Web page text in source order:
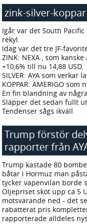
zink-silver-
Igår var det South
rekyl.
Idag var det tre JF-
ZINK: NEXA , som
+10,6% till nu 14,88 USD.
SILVER: AYA som verkar
KOPPAR: AMERIGO
En fin blandning av
Släpper det sedan fullt
Tendenser sågs ikväll
Trump förstör
rapporter från
Trump kastade 80
båtar i Hormuz man
tycker vapenvilan borde
Oljepriset sköt upp ca 5
motsvarande ned - det
rabatterat pris
rapporterade alldeles